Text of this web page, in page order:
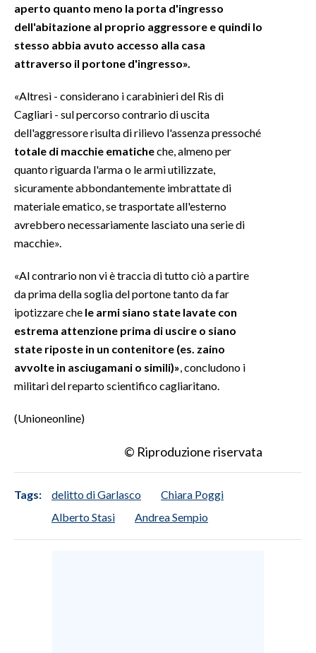
aperto quanto meno la porta d'ingresso
dell'abitazione al proprio aggressore e quindi lo
stesso abbia avuto accesso alla casa
attraverso il portone d'ingresso».
«Altresì - considerano i carabinieri del Ris di
Cagliari - sul percorso contrario di uscita
dell'aggressore risulta di rilievo l'assenza pressoché
totale di macchie ematicheche, almeno per
quanto riguarda l'arma o le armi utilizzate,
sicuramente abbondantemente imbrattate di
materiale ematico, se trasportate all'esterno
avrebbero necessariamente lasciato una serie di
macchie».
«Al contrario non vi è traccia di tutto ciò a partire
da prima della soglia del portone tanto da far
ipotizzare che le armi siano state lavate con
estrema attenzione prima di uscire o siano
state riposte in un contenitore (es. zaino
avvolte in asciugamani o simili)» , concludono i
militari del reparto scientifico cagliaritano.
(Unioneonline)
© Riproduzione riservata
Tags: delitto di Garlasco
Chiara Poggi
Alberto Stasi
Andrea Sempio